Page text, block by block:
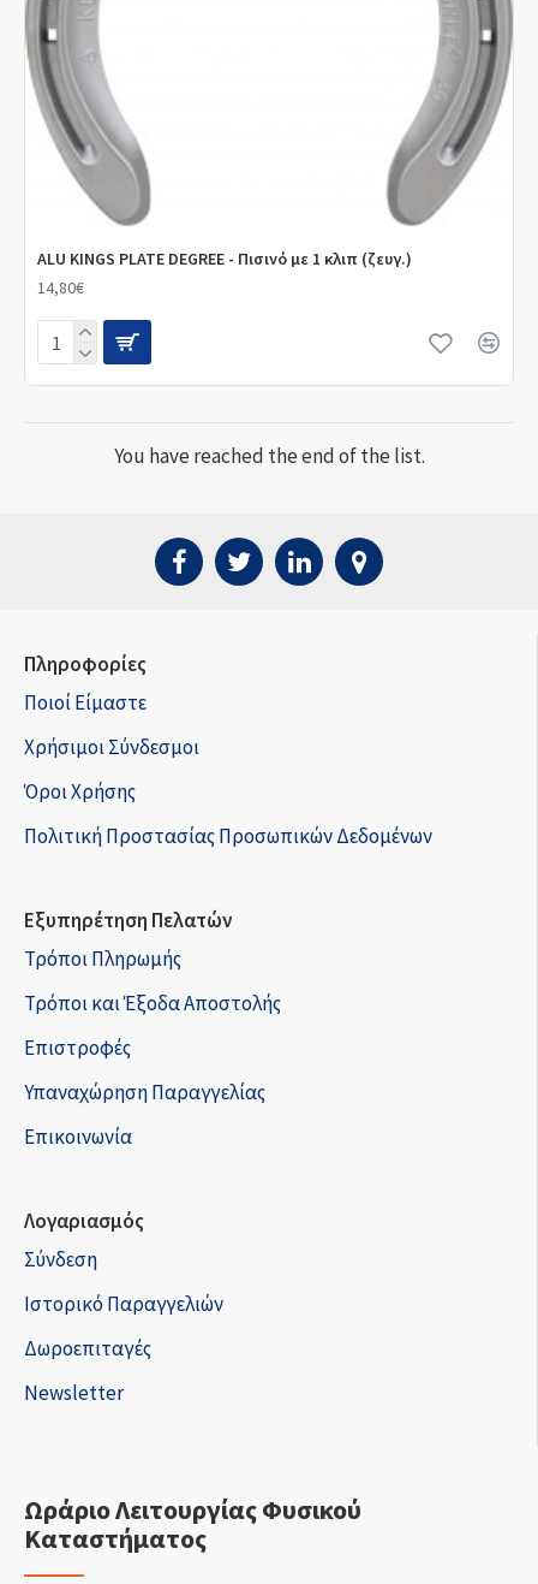
ALU KINGS PLATE DEGREE - Πισινό με 1 κλιπ (ζευγ.)
14,80€
You have reached the end of the list.
Πληροφορίες
Ποιοί Είμαστε
Χρήσιμοι Σύνδεσμοι
Όροι Χρήσης
Πολιτική Προστασίας Προσωπικών Δεδομένων
Εξυπηρέτηση Πελατών
Τρόποι Πληρωμής
Τρόποι και Έξοδα Αποστολής
Επιστροφές
Υπαναχώρηση Παραγγελίας
Επικοινωνία
Λογαριασμός
Σύνδεση
Ιστορικό Παραγγελιών
Δωροεπιταγές
Newsletter
Ωράριο Λειτουργίας Φυσικού
Καταστήματος